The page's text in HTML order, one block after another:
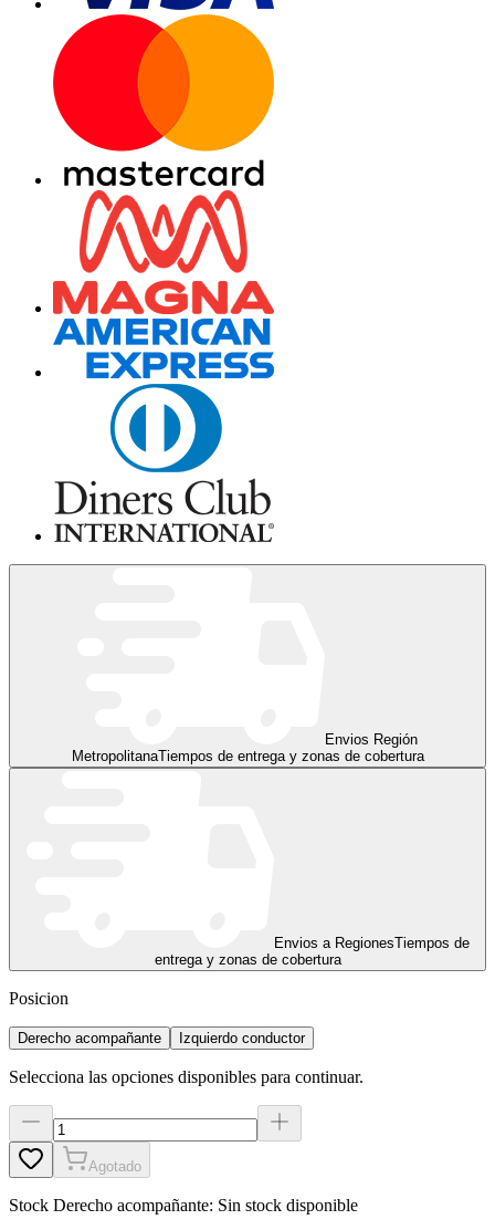
Envios Región
MetropolitanaTiempos de entrega y zonas de cobertura
Envios a RegionesTiempos de
entrega y zonas de cobertura
Posicion
Derecho acompañante Izquierdo conductor
Selecciona las opciones disponibles para continuar.
Agotado
Stock Derecho acompañante: Sin stock disponible